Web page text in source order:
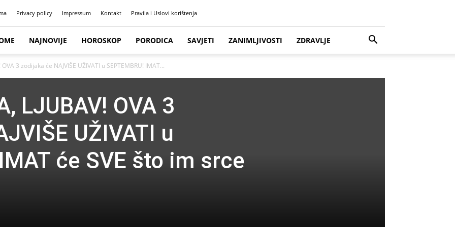
Privacy policy Impressum Kontakt Pravila i Uslovi korištenja
NAJNOVIJE HOROSKOP PORODICA SAVJETI ZANIMLJIVOSTI ZDRAVLJE
OVA 3 zodijaka će NAJVIŠE UŽIVATI u SEPTEMBRU! IMAT...
LJUBAV! OVA 3
UŽIVATI u
će SVE što im srce